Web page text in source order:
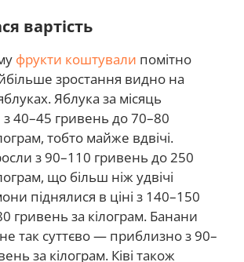
вартість
фрукти коштували помітно
зростання видно на
Яблука за місяць
40–45 гривень до 70–80
тобто майже вдвічі.
з 90–110 гривень до 250
що більш ніж удвічі
піднялися в ціні з 140–150
гривень за кілограм. Банани
так суттєво — приблизно з 90–
за кілограм. Ківі також